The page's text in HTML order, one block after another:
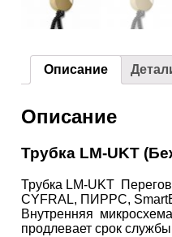
Описание
Описание
Трубка LM-UKT
Трубка LM-UKT
CYFRAL, ПИРРС,
Внутренняя
продлевает срок